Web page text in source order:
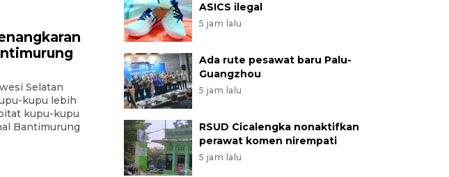
Selatan
kupu lebih
kupu-kupu
Bantimurung
ASICS ilegal
5 jam lalu
Ada rute pesawat baru Palu-
Guangzhou
5 jam lalu
RSUD Cicalengka nonaktifkan
perawat komen nirempati
5 jam lalu